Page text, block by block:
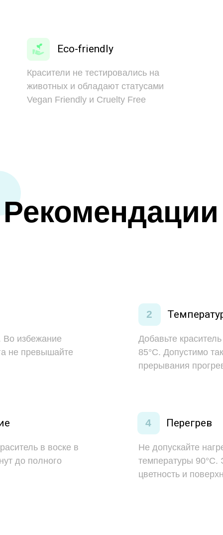
Eco-friendly
Красители не тестировались на
животных и обладают статусами
Vegan Friendly и Cruelty Free
Рекомендации
избежание
не превышайте
в воске в
до полного
Добавьте
85°C. Допустимо
прерывания
Перегрев
Не допускайте
температуры 90°C.
цветность и
2
4